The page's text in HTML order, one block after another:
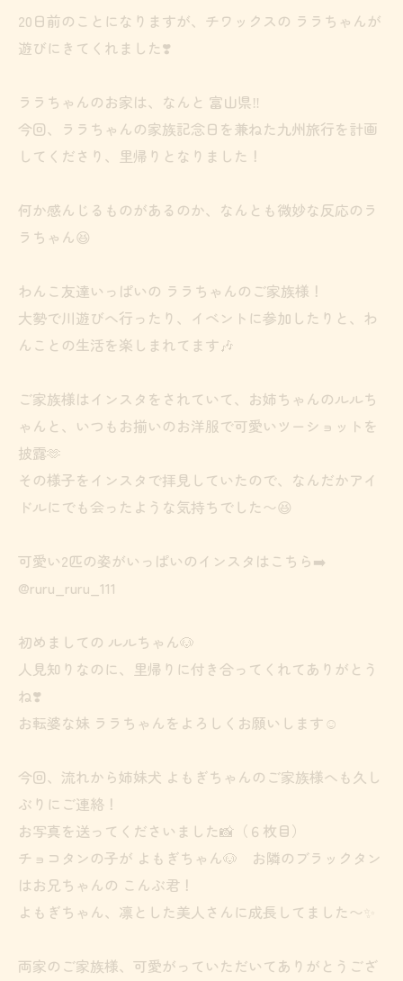
20日前のことになりますが、チワックスの ララちゃんが
遊びにきてくれました❣️
ララちゃんのお家は、なんと 富山県‼️
今回、ララちゃんの家族記念日を兼ねた九州旅行を計画
してくださり、里帰りとなりました！
何か感んじるものがあるのか、なんとも微妙な反応のラ
ラちゃん😆
わんこ友達いっぱいの ララちゃんのご家族様！
大勢で川遊びへ行ったり、イベントに参加したりと、わ
んことの生活を楽しまれてます🎶
ご家族様はインスタをされていて、お姉ちゃんのルルち
ゃんと、いつもお揃いのお洋服で可愛いツーショットを
披露🫶
その様子をインスタで拝見していたので、なんだかアイ
ドルにでも会ったような気持ちでした〜😆
可愛い2匹の姿がいっぱいのインスタはこちら➡️
@ruru_ruru_111
初めましての ルルちゃん🐶
人見知りなのに、里帰りに付き合ってくれてありがとう
ね❣️
お転婆な妹 ララちゃんをよろしくお願いします☺️
今回、流れから姉妹犬 よもぎちゃんのご家族様へも久し
ぶりにご連絡！
お写真を送ってくださいました📸（６枚目）
チョコタンの子が よもぎちゃん🐶 お隣のブラックタン
はお兄ちゃんの こんぶ君！
よもぎちゃん、凛とした美人さんに成長してました〜✨
両家のご家族様、可愛がっていただいてありがとうござ